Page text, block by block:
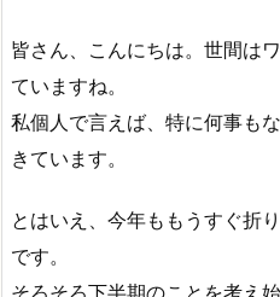
皆さん、こんにちは。世間は
ていますね。
私個人で言えば、特に何事も
きています。
とはいえ、今年ももうすぐ折
です。
そろそろ下半期のことを考え